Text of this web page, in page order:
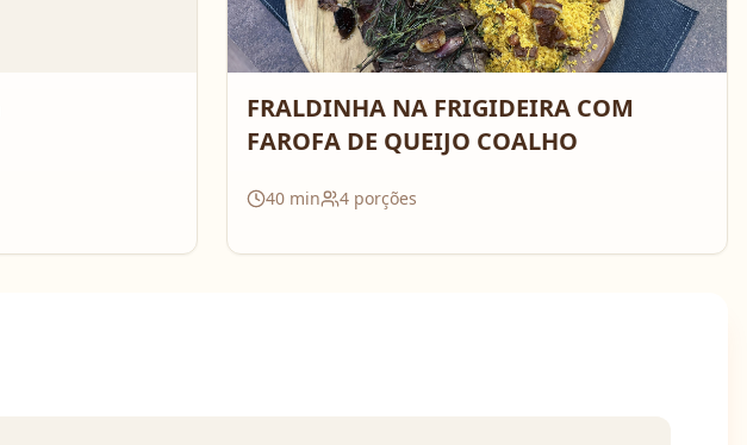
FRALDINHA NA FRIGIDEIRA COM
FAROFA DE QUEIJO COALHO
40min 4porções